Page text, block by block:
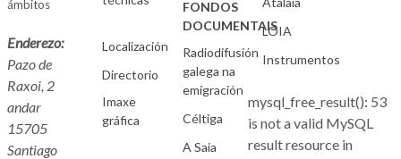
ámbitos
Enderezo:
Pazo de
Raxoi, 2
andar
15705
Santiago
Localización
Directorio
Imaxe
gráfica
FONDOS
DOCUMENTAIS
Radiodifusión
galega na
emigración
Céltiga
A Saia
LOIA
Instrumentos
mysql_free_result(): 53
is not a valid MySQL
result resource in